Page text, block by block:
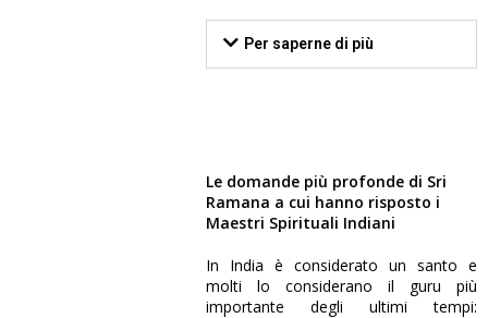
Per saperne di più
Le domande più profonde di Sri
Ramana a cui hanno risposto i
Maestri Spirituali Indiani
In India è considerato un santo e
molti lo considerano il guru più
importante degli ultimi tempi: